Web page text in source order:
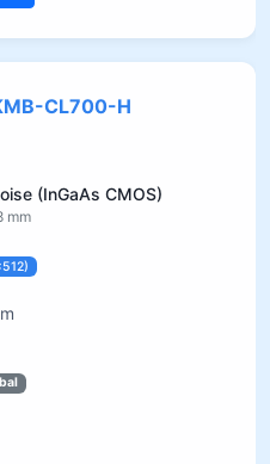
CL700-H
(InGaAs CMOS)
mm